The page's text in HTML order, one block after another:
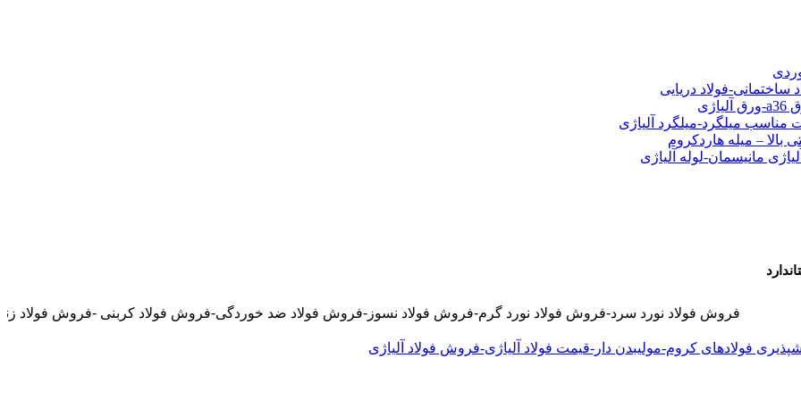
ساختمانی-فولاد دریایی
مناسب میلگرد-میلگرد آلیاژی
– میله هاردکروم
مانیسمان-لوله آلیاژی
فروش فولاد نورد سرد-فروش فولاد نورد گرم-فروش فولاد نسوز-فروش فولاد ضد خوردگی-فروش فولاد کربنی -فروش فولاد زنگ نزن-فروش انواع استیل-